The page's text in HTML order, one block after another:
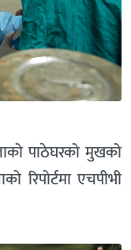
पाठेघरको मुखको
रिपोर्टमा एचपीभी